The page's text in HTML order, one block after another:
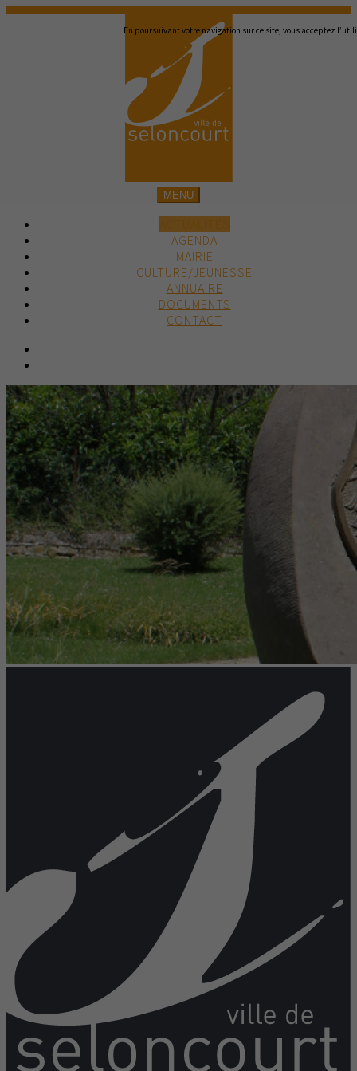
En poursuivant votre navigation sur ce site, vous acceptez
MENU
AGENDA
MAIRIE
CULTURE/JEUNESSE
ANNUAIRE
DOCUMENTS
CONTACT